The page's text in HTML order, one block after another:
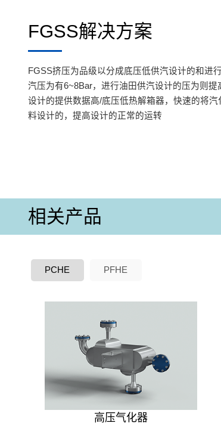
FGSS解决方案
FGSS挤压为品级以分成底压低供汽设计的和进
汽压为有6~8Bar，进行油田供汽设计的压为则
设计的提供数据高/底压低热解箱器，快速的将
料设计的，提高设计的正常的运转
相关产品
PCHE PFHE
高压气化器